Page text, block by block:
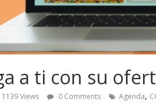
a ti con su
1139 Views 0 Comments Agenda,